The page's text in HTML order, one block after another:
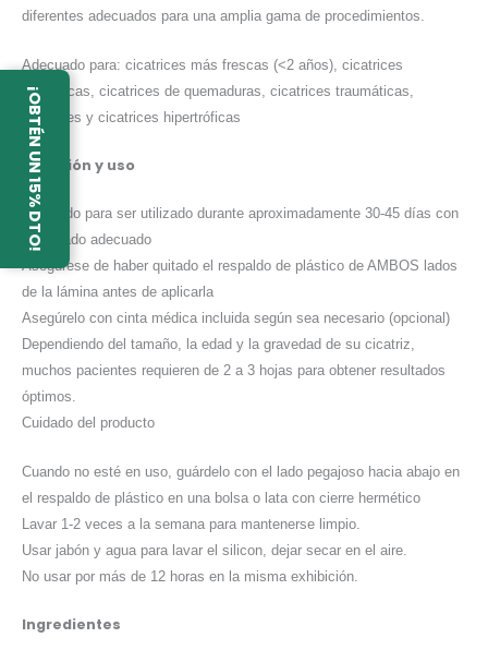
diferentes adecuados para una amplia gama de procedimientos.
Adecuado para: cicatrices más frescas (<2 años), cicatrices
quirúrgicas, cicatrices de quemaduras, cicatrices traumáticas,
queloides y cicatrices hipertróficas
Duración y uso
Diseñado para ser utilizado durante aproximadamente 30-45 días con
el cuidado adecuado
Asegúrese de haber quitado el respaldo de plástico de AMBOS lados
de la lámina antes de aplicarla
Asegúrelo con cinta médica incluida según sea necesario (opcional)
Dependiendo del tamaño, la edad y la gravedad de su cicatriz,
muchos pacientes requieren de 2 a 3 hojas para obtener resultados
óptimos.
Cuidado del producto
Cuando no esté en uso, guárdelo con el lado pegajoso hacia abajo en
el respaldo de plástico en una bolsa o lata con cierre hermético
Lavar 1-2 veces a la semana para mantenerse limpio.
Usar jabón y agua para lavar el silicon, dejar secar en el aire.
No usar por más de 12 horas en la misma exhibición.
Ingredientes
¡OBTÉN UN 15% DTO!